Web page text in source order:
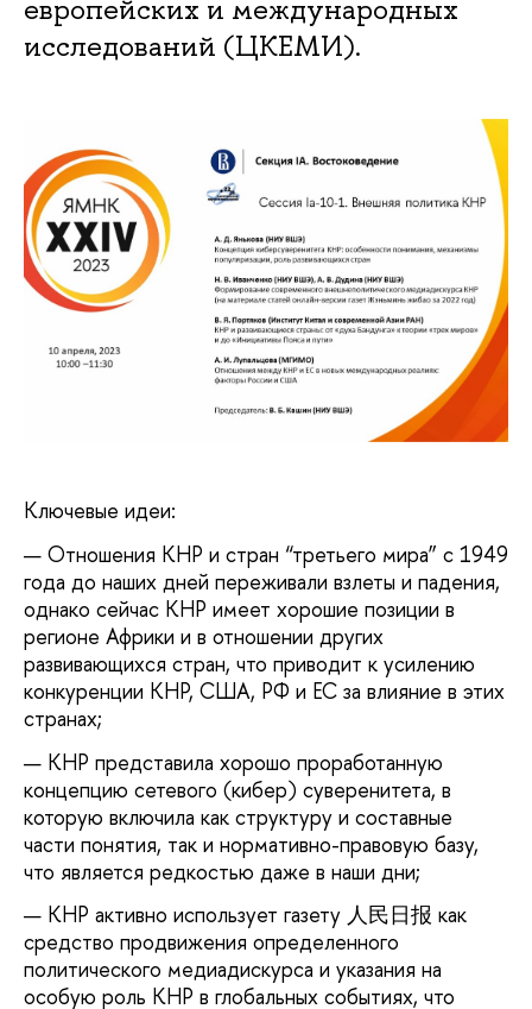
европейских и международных
исследований (ЦКЕМИ).
Ключевые идеи:
Отношения КНР и стран “третьего мира” с 1949
года до наших дней переживали взлеты и падения,
однако сейчас КНР имеет хорошие позиции в
регионе Африки и в отношении других
развивающихся стран, что приводит к усилению
конкуренции КНР, США, РФ и ЕС за влияние в этих
странах;
КНР представила хорошо проработанную
концепцию сетевого (кибер) суверенитета, в
которую включила как структуру и составные
части понятия, так и нормативно-правовую базу,
что является редкостью даже в наши дни;
КНР активно использует газету 人民日报 как
средство продвижения определенного
политического медиадискурса и указания на
особую роль КНР в глобальных событиях, что